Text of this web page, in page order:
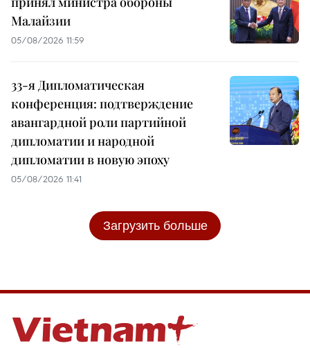
Малайзии
05/08/2026 11:59
33-я Дипломатическая
конференция: подтверждение
авангардной роли партийной
дипломатии и народной
дипломатии в новую эпоху
05/08/2026 11:41
Загрузить больше